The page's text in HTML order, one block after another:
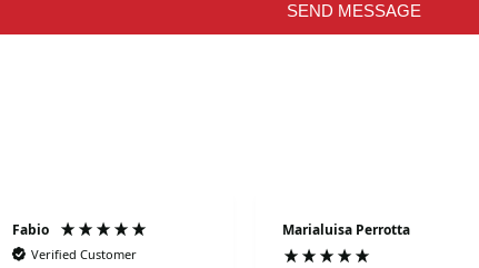
SEND MESSAGE
Fabio
Verified Customer
Marialuisa Perrotta